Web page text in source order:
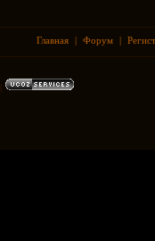
Главная | Форум |